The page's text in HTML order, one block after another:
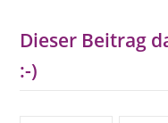
Dieser Beitrag
:-)